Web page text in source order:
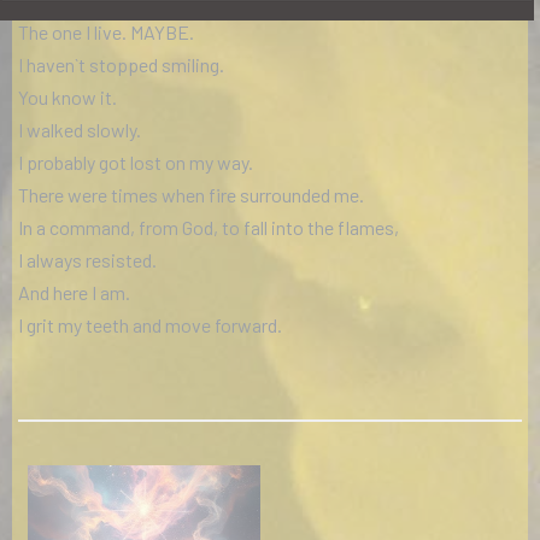
The one I live. MAYBE.
I haven`t stopped smiling.
You know it.
I walked slowly.
I probably got lost on my way.
There were times when fire surrounded me.
In a command, from God, to fall into the flames,
I always resisted.
And here I am.
I grit my teeth and move forward.